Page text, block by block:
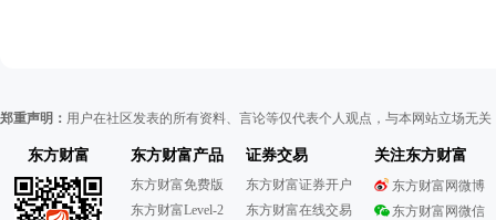
郑重声明： 用户在社区发表的所有资料、言论等仅代表个人观点，与本网站立场无
东方财富 东方财富产品
东方财富免费版
东方财富Level-2
证券交易
东方财富证券开户
东方财富在线交易
关注东方财富
东方财富网微博
东方财富网微信